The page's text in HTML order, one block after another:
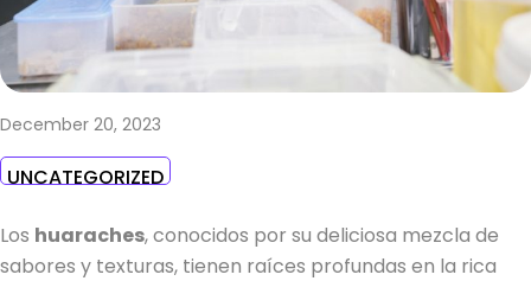
December 20, 2023
UNCATEGORIZED
Los huaraches, conocidos por su deliciosa mezcla de
sabores y texturas, tienen raíces profundas en la rica